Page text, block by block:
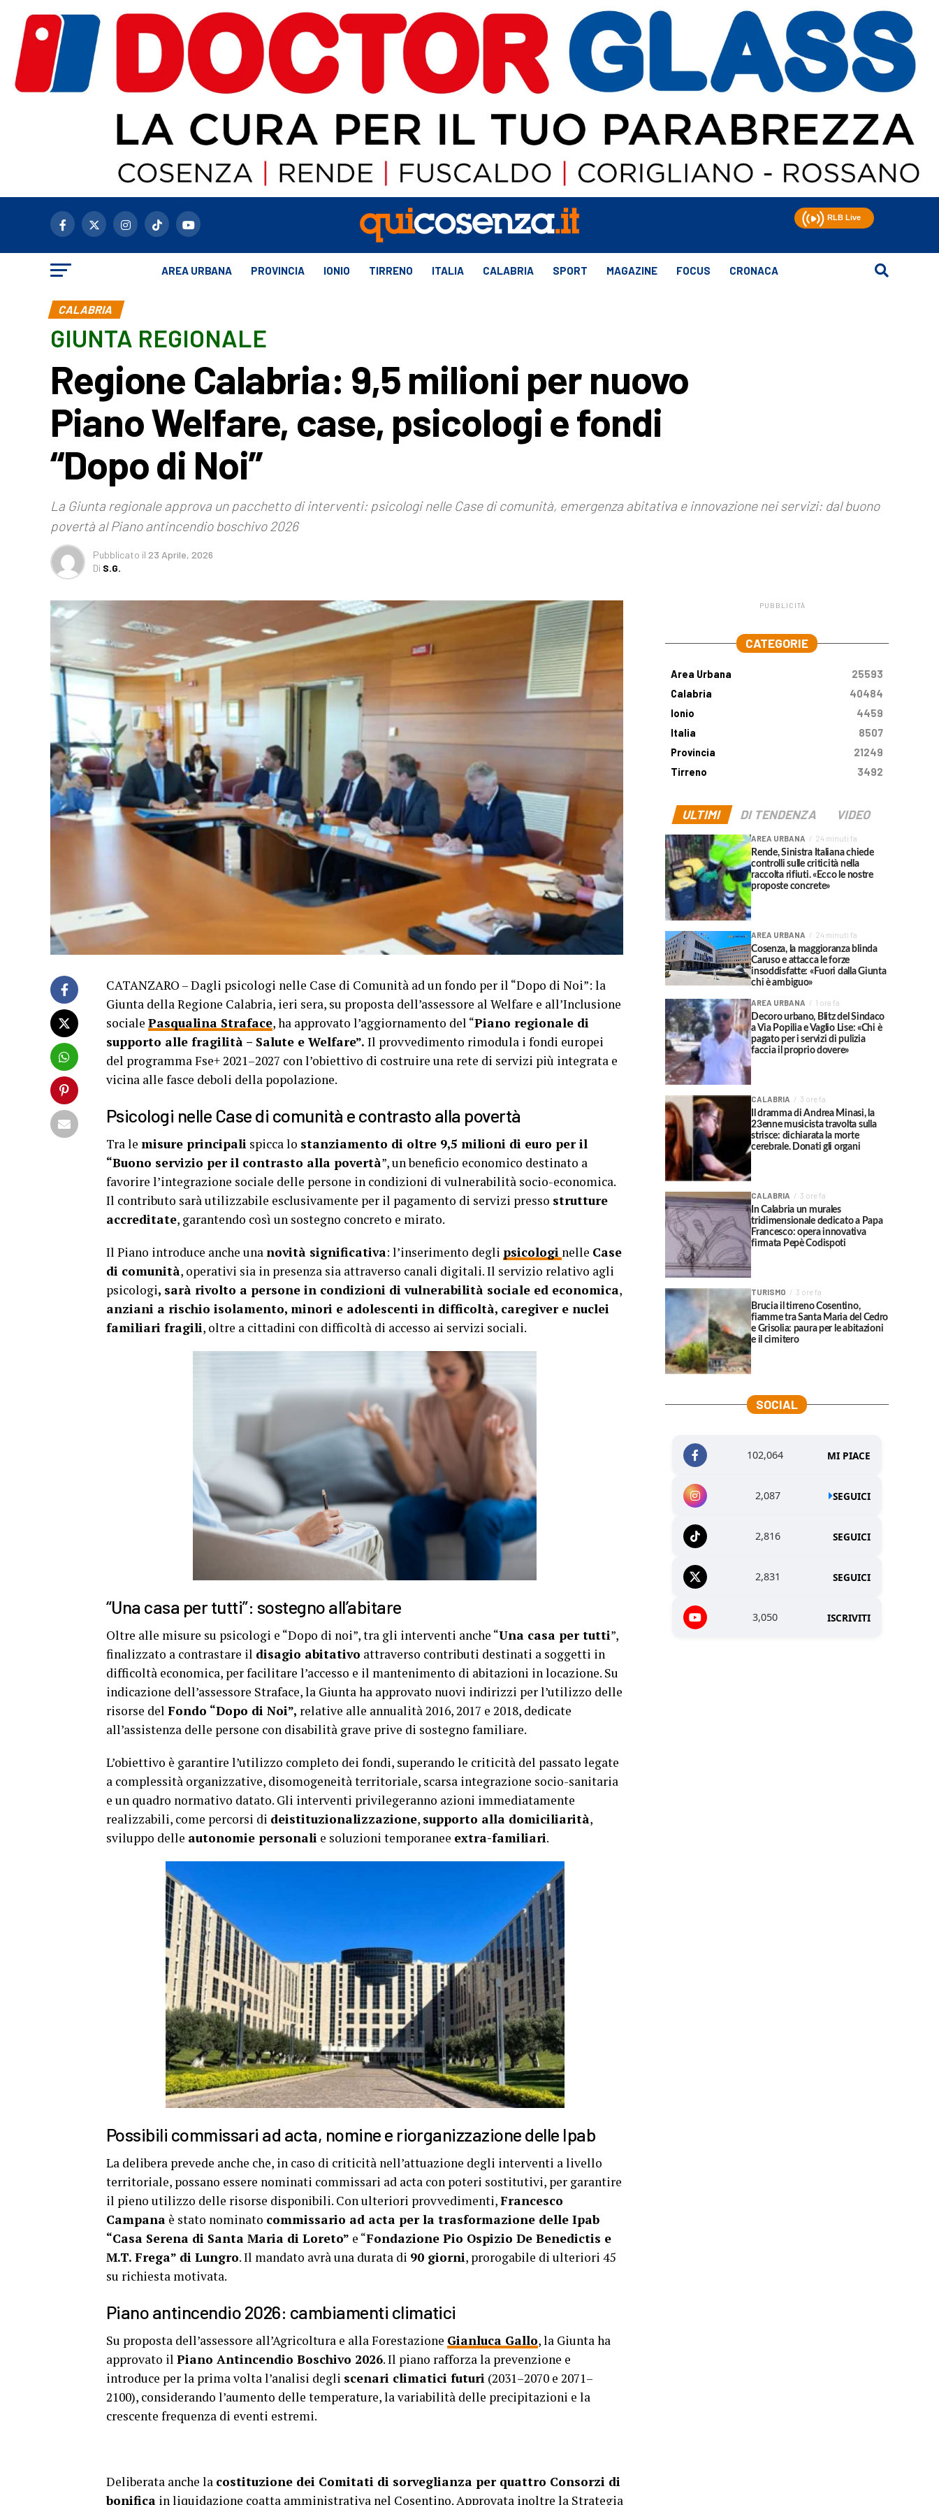
AREA URBANA PROVINCIA IONIO TIRRENO ITALIA CALABRIA SPORT MAGAZINE FOCUS CRONACA
CALABRIA
GIUNTA REGIONALE
Regione Calabria: 9,5 milioni per nuovo
Piano Welfare, case, psicologi e fondi
“Dopo di Noi”
La Giunta regionale approva un pacchetto di interventi: psicologi nelle Case di comunità, emergenza abitativa e innovazione nei servizi: dal buono
povertà al Piano antincendio boschivo 2026
Pubblicato il 23 Aprile, 2026
Di S.G.
CATANZARO – Dagli psicologi nelle Case di Comunità ad un fondo per il “Dopo di Noi”: la
Giunta della Regione Calabria, ieri sera, su proposta dell’assessore al Welfare e all’Inclusione
sociale Pasqualina Straface, ha approvato l’aggiornamento del “Piano regionale di
supporto alle fragilità – Salute e Welfare”. Il provvedimento rimodula i fondi europei
del programma Fse+ 2021–2027 con l’obiettivo di costruire una rete di servizi più integrata e
vicina alle fasce deboli della popolazione.
Psicologi nelle Case di comunità e contrasto alla povertà
Tra le misure principali spicca lo stanziamento di oltre 9,5 milioni di euro per il
“Buono servizio per il contrasto alla povertà”, un beneficio economico destinato a
favorire l’integrazione sociale delle persone in condizioni di vulnerabilità socio-economica.
Il contributo sarà utilizzabile esclusivamente per il pagamento di servizi presso strutture
accreditate, garantendo così un sostegno concreto e mirato.
Il Piano introduce anche unanovità significativa: l’inserimento degli psicologi nelle Case
di comunità, operativi sia in presenza sia attraverso canali digitali. Il servizio relativo agli
psicologi, sarà rivolto a persone in condizioni di vulnerabilità sociale ed economica,
anziani a rischio isolamento, minori e adolescenti in difficoltà, caregiver e nuclei
familiari fragili, oltre a cittadini con difficoltà di accesso ai servizi sociali.
“Una casa per tutti”: sostegno all’abitare
Oltre alle misure su psicologi e “Dopo di noi”, tra gli interventi anche “Una casa per tutti”,
finalizzato a contrastare il disagio abitativo attraverso contributi destinati a soggetti in
difficoltà economica, per facilitare l’accesso e il mantenimento di abitazioni in locazione. Su
indicazione dell’assessore Straface, la Giunta ha approvato nuovi indirizzi per l’utilizzo delle
risorse del Fondo “Dopo di Noi”, relative alle annualità 2016, 2017 e 2018, dedicate
all’assistenza delle persone con disabilità grave prive di sostegno familiare.
L’obiettivo è garantire l’utilizzo completo dei fondi, superando le criticità del passato legate
a complessità organizzative, disomogeneità territoriale, scarsa integrazione socio-sanitaria
e un quadro normativo datato. Gli interventi privilegeranno azioni immediatamente
realizzabili, come percorsi di deistituzionalizzazione, supporto alla domiciliarità,
sviluppo delle autonomie personali e soluzioni temporanee extra-familiari.
Possibili commissari ad acta, nomine e riorganizzazione delle Ipab
La delibera prevede anche che, in caso di criticità nell’attuazione degli interventi a livello
territoriale, possano essere nominati commissari ad acta con poteri sostitutivi, per garantire
il pieno utilizzo delle risorse disponibili. Con ulteriori provvedimenti,Francesco
Campana è stato nominato commissario ad acta per la trasformazione delle Ipab
“Casa Serena di Santa Maria di Loreto” e “Fondazione Pio Ospizio De Benedictis e
M.T. Frega” di Lungro. Il mandato avrà una durata di 90 giorni, prorogabile di ulteriori 45
su richiesta motivata.
Piano antincendio 2026: cambiamenti climatici
Su proposta dell’assessore all’Agricoltura e alla Forestazione Gianluca Gallo, la Giunta ha
approvato il Piano Antincendio Boschivo 2026. Il piano rafforza la prevenzione e
introduce per la prima volta l’analisi degli scenari climatici futuri (2031–2070 e 2071–
2100), considerando l’aumento delle temperature, la variabilità delle precipitazioni e la
crescente frequenza di eventi estremi.
Deliberata anche la costituzione dei Comitati di sorveglianza per quattro Consorzi di
bonifica in liquidazione coatta amministrativa nel Cosentino. Approvata inoltre la Strategia
PUBBLICITÀ
CATEGORIE
Area Urbana
25593
Calabria
40484
Ionio
4459
Italia
8507
Provincia
21249
Tirreno
3492
ULTIMI DI TENDENZA VIDEO
AREA URBANA 24 minuti fa
Rende, Sinistra Italiana chiede
controlli sulle criticità nella
raccolta rifiuti. «Ecco le nostre
proposte concrete»
AREA URBANA 24 minuti fa
Cosenza, la maggioranza blinda
Caruso e attacca le forze
insoddisfatte: «Fuori dalla Giunta
chi è ambiguo»
AREA URBANA 1 ora fa
Decoro urbano, Blitz del Sindaco
a Via Popilia e Vaglio Lise: «Chi è
pagato per i servizi di pulizia
faccia il proprio dovere»
CALABRIA 3 ore fa
Il dramma di Andrea Minasi, la
23enne musicista travolta sulla
strisce: dichiarata la morte
cerebrale. Donati gli organi
CALABRIA 3 ore fa
In Calabria un murales
tridimensionale dedicato a Papa
Francesco: opera innovativa
firmata Pepè Codispoti
TURISMO 3 ore fa
Brucia il tirreno Cosentino,
fiamme tra Santa Maria del Cedro
e Grisolia: paura per le abitazioni
e il cimitero
SOCIAL
102,064 MI PIACE
2,087 SEGUICI
2,816 SEGUICI
2,831 SEGUICI
3,050 ISCRIVITI